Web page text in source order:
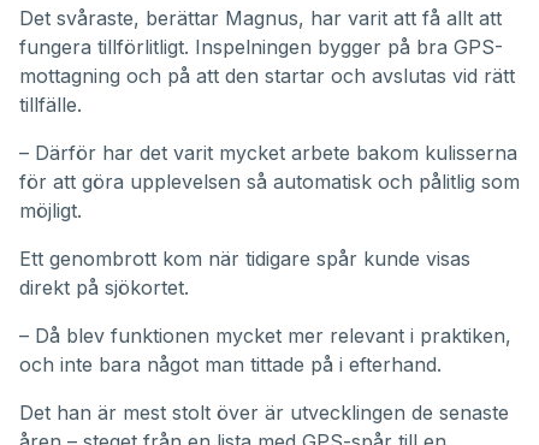
Det svåraste, berättar Magnus, har varit att få allt att
fungera tillförlitligt. Inspelningen bygger på bra GPS-
mottagning och på att den startar och avslutas vid rätt
tillfälle.
– Därför har det varit mycket arbete bakom kulisserna
för att göra upplevelsen så automatisk och pålitlig som
möjligt.
Ett genombrott kom när tidigare spår kunde visas
direkt på sjökortet.
– Då blev funktionen mycket mer relevant i praktiken,
och inte bara något man tittade på i efterhand.
Det han är mest stolt över är utvecklingen de senaste